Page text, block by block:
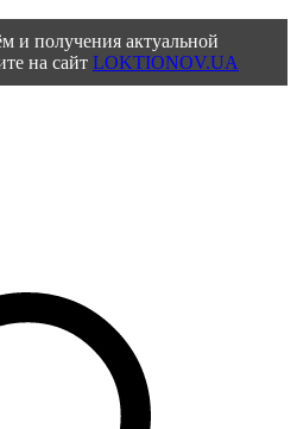
и получения актуальной
на сайт LOKTIONOV.UA